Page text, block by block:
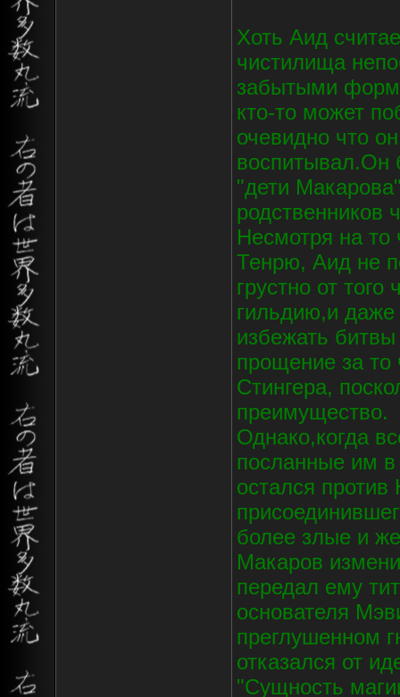
Хоть Аид
чистилища
забытыми
кто-то может
очевидно что
воспитывал.Он
"дети
родственников
Несмотря на то
Тенрю, Аид не
грустно от
гильдию,и даже
избежать
прощение за то
Стингера,
преимущество.
Однако,когда
посланные им в
остался
более злые и
Макаров
передал ему
основателя
преглушенном
отказался от
"Сущность